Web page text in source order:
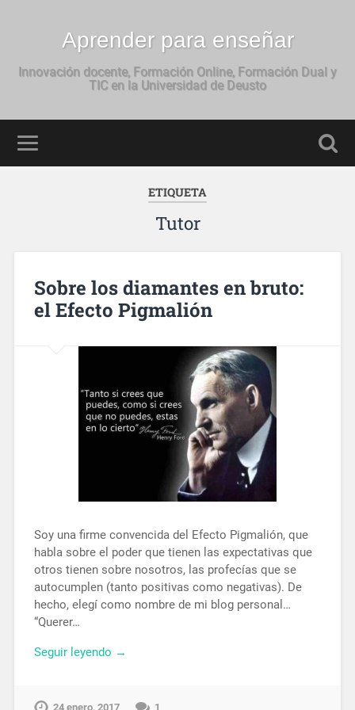
Aprender para enseñar
Innovación docente, Formación Online, Formación Dual y
TIC en la Universidad de Deusto
ETIQUETA
Tutor
Sobre los diamantes en bruto:
el Efecto Pigmalión
Soy una firme convencida del Efecto Pigmalión, que
habla sobre el poder que tienen las expectativas que
otros tienen sobre nosotros, las profecías que se
autocumplen (tanto positivas como negativas). De
hecho, elegí como nombre de mi blog personal…
“Querer…
Seguir leyendo →
24 enero, 2017 1